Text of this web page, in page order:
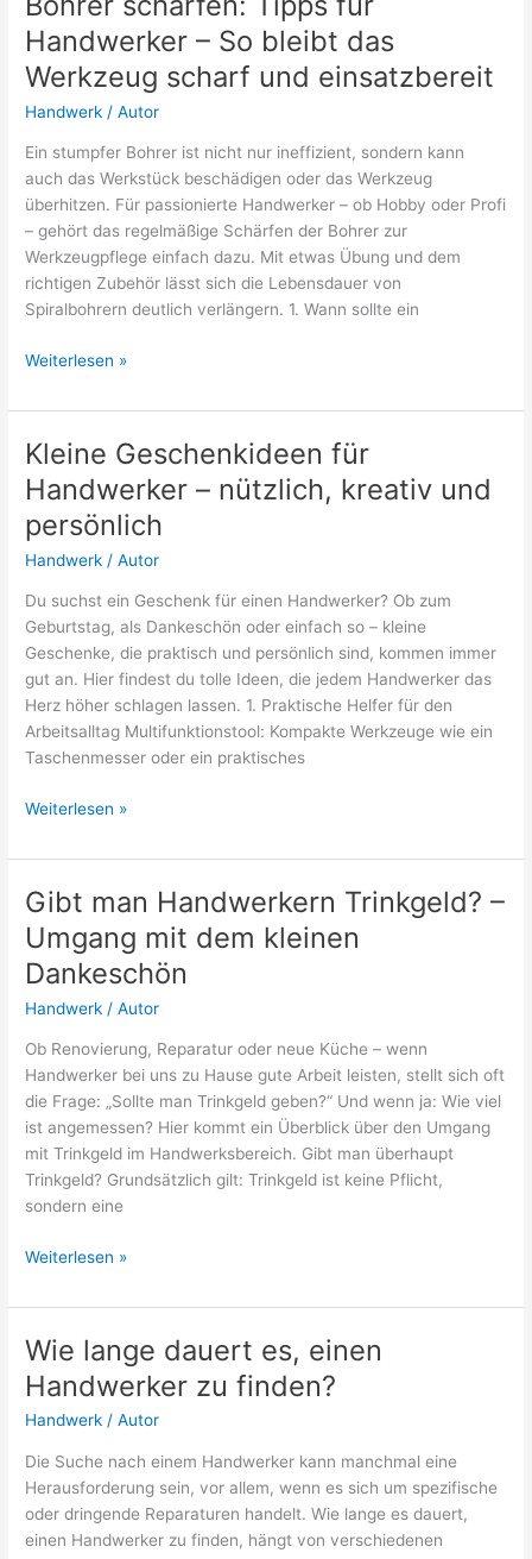
Tischkreissäge
–
Einfach
erklärt
Handwerker – So bleibt das
Werkzeug scharf und einsatzbereit
Handwerk /Autor
Ein stumpfer Bohrer ist nicht nur ineffizient, sondern kann
auch das Werkstück beschädigen oder das Werkzeug
überhitzen. Für passionierte Handwerker – ob Hobby oder Profi
– gehört das regelmäßige Schärfen der Bohrer zur
Werkzeugpflege einfach dazu. Mit etwas Übung und dem
richtigen Zubehör lässt sich die Lebensdauer von
Spiralbohrern deutlich verlängern. 1. Wann sollte ein
Bohrer
Tipps
Handwerker
–
So
bleibt
das
Werkzeug
scharf
und
einsatzbereit
Weiterlesen »
Kleine Geschenkideen für
Handwerker – nützlich, kreativ und
persönlich
Handwerk /Autor
Du suchst ein Geschenk für einen Handwerker? Ob zum
Geburtstag, als Dankeschön oder einfach so – kleine
Geschenke, die praktisch und persönlich sind, kommen immer
gut an. Hier findest du tolle Ideen, die jedem Handwerker das
Herz höher schlagen lassen. 1. Praktische Helfer für den
Arbeitsalltag Multifunktionstool: Kompakte Werkzeuge wie ein
Taschenmesser oder ein praktisches
Kleine
für
–
nützlich,
kreativ
und
persönlich
Weiterlesen »
Gibt man Handwerkern Trinkgeld? –
Umgang mit dem kleinen
Dankeschön
Handwerk /Autor
Ob Renovierung, Reparatur oder neue Küche – wenn
Handwerker bei uns zu Hause gute Arbeit leisten, stellt sich oft
die Frage: „Sollte man Trinkgeld geben?“ Und wenn ja: Wie viel
ist angemessen? Hier kommt ein Überblick über den Umgang
mit Trinkgeld im Handwerksbereich. Gibt man überhaupt
Trinkgeld? Grundsätzlich gilt: Trinkgeld ist keine Pflicht,
sondern eine
Gibt
Handwerkern
–
Umgang
mit
kleinen
Dankeschön
Weiterlesen »
Wie lange dauert es, einen
Handwerker zu finden?
Handwerk /Autor
Die Suche nach einem Handwerker kann manchmal eine
Herausforderung sein, vor allem, wenn es sich um spezifische
oder dringende Reparaturen handelt. Wie lange es dauert,
einen Handwerker zu finden, hängt von verschiedenen